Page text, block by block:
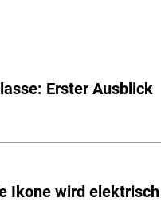
Erster Ausblick
Ikone wird elektrisch